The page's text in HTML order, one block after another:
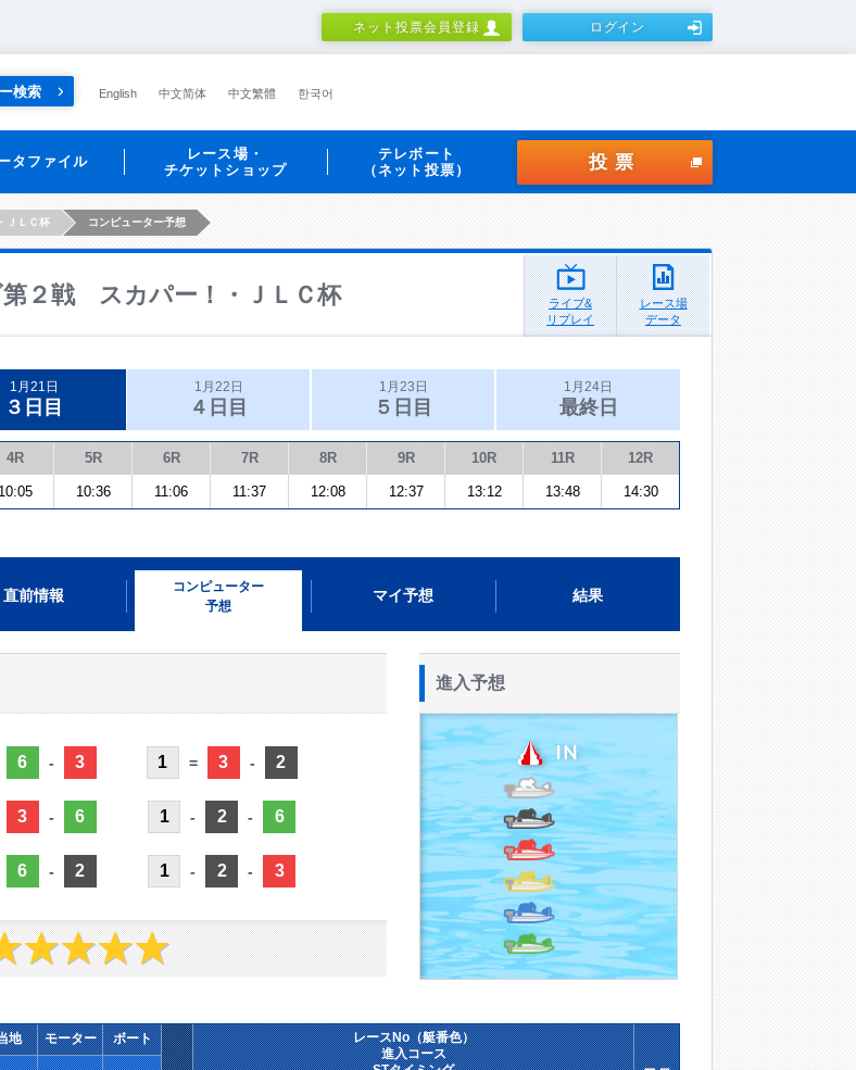
ネット投票会員登録 ログイン
検索 English 中文简体 中文繁體 한국어
タファイル
レース場・
チケットショップ
テレボート
（ネット投票）
投票
ＪＬＣ杯 コンピューター予想
２戦 スカパー！・ＪＬＣ杯
ライブ&
リプレイ
レース場
データ
1月21日
３日目
1月22日
４日目
1月23日
５日目
1月24日
最終日
4R 5R 6R 7R 8R 9R 10R 11R 12R
10:05 10:36 11:06 11:37 12:08 12:37 13:12 13:48 14:30
直前情報
コンピューター
予想
マイ予想 結果
6 - 3
3 - 6
6 - 2
1 = 3 - 2
1 - 2 - 6
1 - 2 - 3
進入予想
地 モーター ボート
レースNo（艇番色）
進入コース